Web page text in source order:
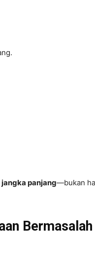
panjang—bukan
Bermasalah